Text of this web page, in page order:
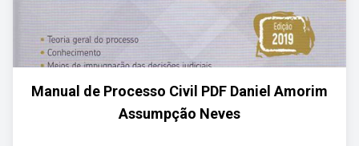
Manual de Processo Civil PDF Daniel Amorim
Assumpção Neves